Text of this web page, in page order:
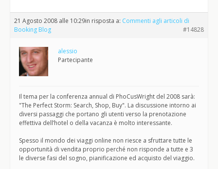
21 Agosto 2008 alle 10:29in risposta a: Commenti agli articoli di
Booking Blog
#14828
alessio
Partecipante
Il tema per la conferenza annual di PhoCusWright del 2008 sarà:
"The Perfect Storm: Search, Shop, Buy". La discussione intorno ai
diversi passaggi che portano gli utenti verso la prenotazione
effettiva dell’hotel o della vacanza è molto interessante.
Spesso il mondo dei viaggi online non riesce a sfruttare tutte le
opportunità di vendita proprio perché non risponde a tutte e 3
le diverse fasi del sogno, pianificazione ed acquisto del viaggio.